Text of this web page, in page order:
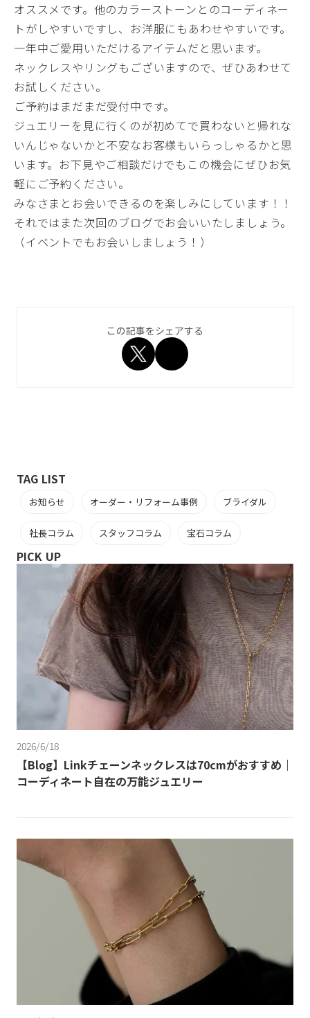
オススメです。他のカラーストーンとのコーディネー
トがしやすいですし、お洋服にもあわせやすいです。
一年中ご愛用いただけるアイテムだと思います。
ネックレスやリングもございますので、ぜひあわせて
お試しください。
ご予約はまだまだ受付中です。
ジュエリーを見に行くのが初めてで買わないと帰れな
いんじゃないかと不安なお客様もいらっしゃるかと思
います。お下見やご相談だけでもこの機会にぜひお気
軽にご予約ください。
みなさまとお会いできるのを楽しみにしています！！
それではまた次回のブログでお会いいたしましょう。
（イベントでもお会いしましょう！）
この記事をシェアする
TAG LIST
お知らせ オーダー・リフォーム事例 ブライダル
社長コラム スタッフコラム 宝石コラム
PICK UP
2026/6/18
【Blog】Linkチェーンネックレスは70cmがおすすめ｜
コーディネート自在の万能ジュエリー